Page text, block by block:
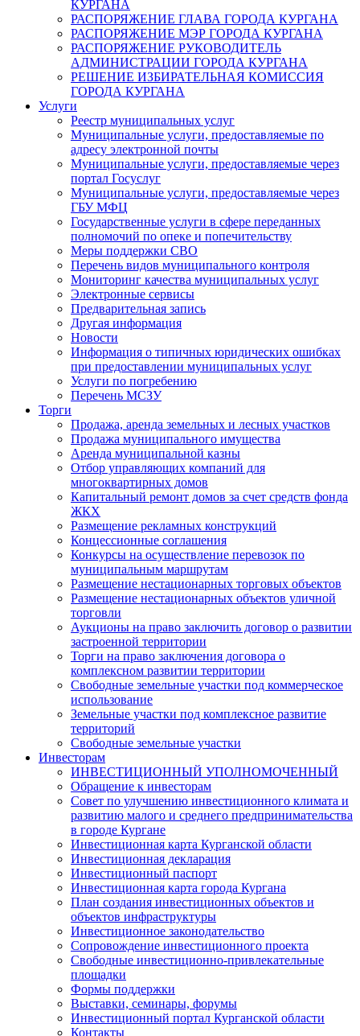
КУРГАНА
РАСПОРЯЖЕНИЕ ГЛАВА ГОРОДА КУРГАНА
РАСПОРЯЖЕНИЕ МЭР ГОРОДА КУРГАНА
РАСПОРЯЖЕНИЕ РУКОВОДИТЕЛЬ
АДМИНИСТРАЦИИ ГОРОДА КУРГАНА
РЕШЕНИЕ ИЗБИРАТЕЛЬНАЯ КОМИССИЯ
ГОРОДА КУРГАНА
Услуги
Реестр муниципальных услуг
Муниципальные услуги, предоставляемые по
адресу электронной почты
Муниципальные услуги, предоставляемые через
портал Госуслуг
Муниципальные услуги, предоставляемые через
ГБУ МФЦ
Государственные услуги в сфере переданных
полномочий по опеке и попечительству
Меры поддержки СВО
Перечень видов муниципального контроля
Мониторинг качества муниципальных услуг
Электронные сервисы
Предварительная запись
Другая информация
Новости
Информация о типичных юридических ошибках
при предоставлении муниципальных услуг
Услуги по погребению
Перечень МСЗУ
Торги
Продажа, аренда земельных и лесных участков
Продажа муниципального имущества
Аренда муниципальной казны
Отбор управляющих компаний для
многоквартирных домов
Капитальный ремонт домов за счет средств фонда
ЖКХ
Размещение рекламных конструкций
Концессионные соглашения
Конкурсы на осуществление перевозок по
муниципальным маршрутам
Размещение нестационарных торговых объектов
Размещение нестационарных объектов уличной
торговли
Аукционы на право заключить договор о развитии
застроенной территории
Торги на право заключения договора о
комплексном развитии территории
Свободные земельные участки под коммерческое
использование
Земельные участки под комплексное развитие
территорий
Свободные земельные участки
Инвесторам
ИНВЕСТИЦИОННЫЙ УПОЛНОМОЧЕННЫЙ
Обращение к инвесторам
Совет по улучшению инвестиционного климата и
развитию малого и среднего предпринимательства
в городе Кургане
Инвестиционная карта Курганской области
Инвестиционная декларация
Инвестиционный паспорт
Инвестиционная карта города Кургана
План создания инвестиционных объектов и
объектов инфраструктуры
Инвестиционное законодательство
Сопровождение инвестиционного проекта
Свободные инвестиционно-привлекательные
площадки
Формы поддержки
Выставки, семинары, форумы
Инвестиционный портал Курганской области
Контакты